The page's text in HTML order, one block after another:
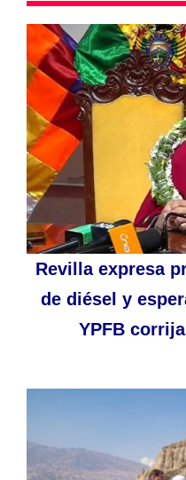
Revilla expresa
de diésel y
YPFB